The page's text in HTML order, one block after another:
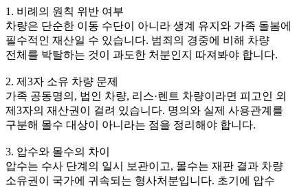
1. 비례의 원칙 위반 여부
차량은 단순한 이동 수단이 아니라 생계 유지와 가족 돌봄에
필수적인 재산일 수 있습니다. 범죄의 경중에 비해 차량
전체를 박탈하는 것이 과도한 처분인지 따져봐야 합니다.
2. 제3자 소유 차량 문제
가족 공동명의, 법인 차량, 리스·렌트 차량이라면 피고인 외
제3자의 재산권이 걸려 있습니다. 명의와 실제 사용관계를
구분해 몰수 대상이 아니라는 점을 정리해야 합니다.
3. 압수와 몰수의 차이
압수는 수사 단계의 일시 보관이고, 몰수는 재판 결과 차량
소유권이 국가에 귀속되는 형사처분입니다. 초기에 압수